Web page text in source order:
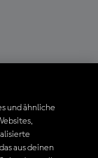
und ähnliche
aus deinen